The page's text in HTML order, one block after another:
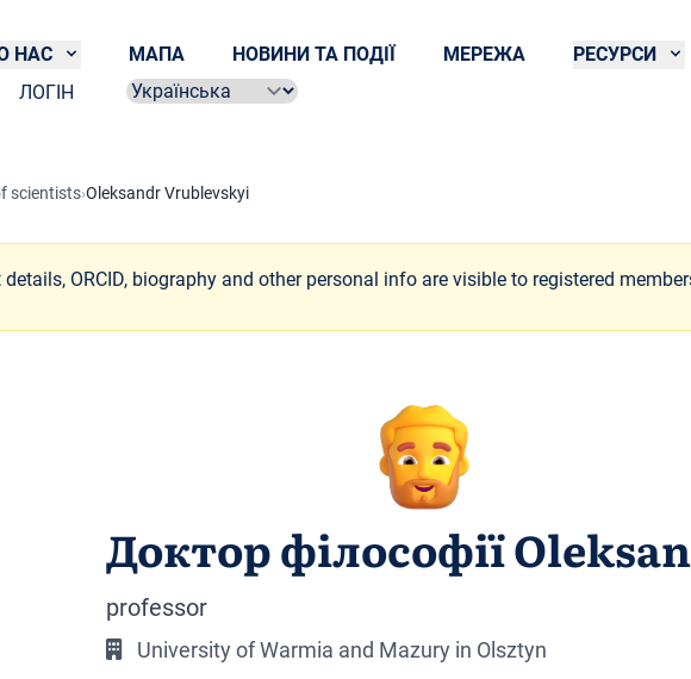
НАС МАПА НОВИНИ ТА ПОДІЇ МЕРЕЖА
РЕСУРСИ
ЛОГІН
Select language
scientists›Oleksandr Vrublevskyi
details, ORCID, biography and other personal info are visible to registered
Доктор філософії
professor
University of Warmia and Mazury in Olsztyn